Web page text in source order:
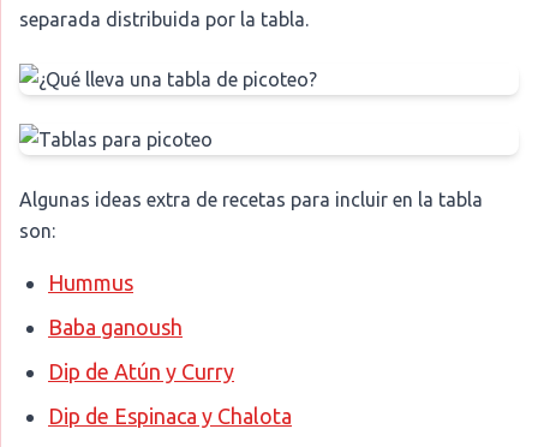
separada distribuida por la tabla.
Algunas ideas extra de recetas para incluir en la tabla
son:
Hummus
Baba ganoush
Dip de Atún y Curry
Dip de Espinaca y Chalota